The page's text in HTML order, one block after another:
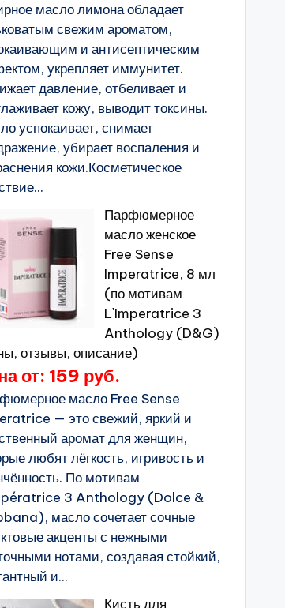
масло лимона обладает
свежим ароматом,
и антисептическим
укрепляет иммунитет.
давление, отбеливает и
кожу, выводит токсины.
успокаивает, снимает
убирает воспаления и
кожи.Косметическое
Парфюмерное
масло женское
Free Sense
Imperatrice, 8 мл
(по мотивам
L`Imperatrice 3
Anthology (D&G)
отзывы, описание)
от: 159 руб.
масло Free Sense
— это свежий, яркий и
аромат для женщин,
любят лёгкость, игривость и
По мотивам
3 Anthology (Dolce &
масло сочетает сочные
акценты с нежными
нотами, создавая стойкий,
и...
Кисть для